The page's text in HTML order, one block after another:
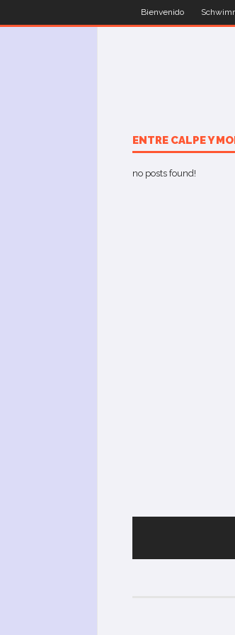
Bienvenido
ENTRE CALPE Y
no posts found!